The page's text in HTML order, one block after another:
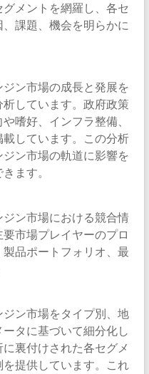
メントを網羅し、各セ
課題、機会を明らかに
ン市場の成長と発展を
しています。政府政策
嗜好、インフラ整備、
しています。この分析
ン市場の軌道に影響を
ます。
ン市場における競合情
市場プレイヤーのプロ
品ポートフォリオ、最
ン市場をタイプ別、地
タに基づいて細分化し
裏付けされた各セグメ
提供しています。これ